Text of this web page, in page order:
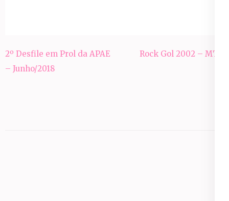
Navegação
de
2º Desfile em Prol da APAE
– Junho/2018
Rock Gol 2002 – MTV